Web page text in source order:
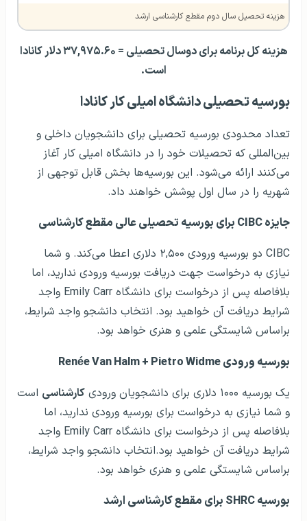
هزینه تحصیل سال دوم مقطع کارشناسی ارشد
هزینه کل برنامه برای دوسال تحصیلی = ۳۷,۹۷۵.۶۰ دلار کانادا
است.
بورسیه تحصیلی دانشگاه امیلی کار کانادا
تعداد محدودی بورسیه تحصیلی برای دانشجویان داخلی و
بین‌المللی که تحصیلات خود را در دانشگاه امیلی کار آغاز
می‌کنند ارائه می‌شود. این بورسیه‌ها بخش قابل توجهی از
شهریه را در سال اول پوشش خواهند داد.
جایزه CIBC برای بورسیه تحصیلی عالی مقطع کارشناسی
CIBC دو بورسیه ورودی ۲,۵۰۰ دلاری اعطا می‌کند. و شما
نیازی به درخواست جهت دریافت بورسیه ورودی ندارید، اما
بلافاصله پس از درخواست برای دانشگاه Emily Carr واجد
شرایط دریافت آن خواهید بود. انتخاب دانشجو واجد شرایط،
براساس شایستگی علمی و هنری‌ خواهد بود.
بورسیه ورودی Renée Van Halm + Pietro Widme
یک بورسیه ۱۰۰۰ دلاری برای دانشجویان ورودی
کارشناسی است
و شما نیازی به درخواست برای بورسیه ورودی ندارید، اما
بلافاصله پس از درخواست برای دانشگاه Emily Carr واجد
شرایط دریافت آن خواهید بود.انتخاب دانشجو واجد شرایط،
براساس شایستگی علمی و هنری‌ خواهد بود.
بورسیه SHRC برای مقطع کارشناسی ارشد